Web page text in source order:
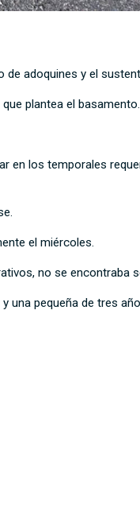
adoquines y el
plantea el basamento.
en los temporales
el miércoles.
no se encontraba
una pequeña de tres